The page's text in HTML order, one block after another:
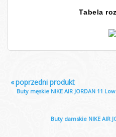
Tabela
«poprzedni produkt
Buty męskie NIKE AIR JORDAN 11
Buty damskie NIKE AIR